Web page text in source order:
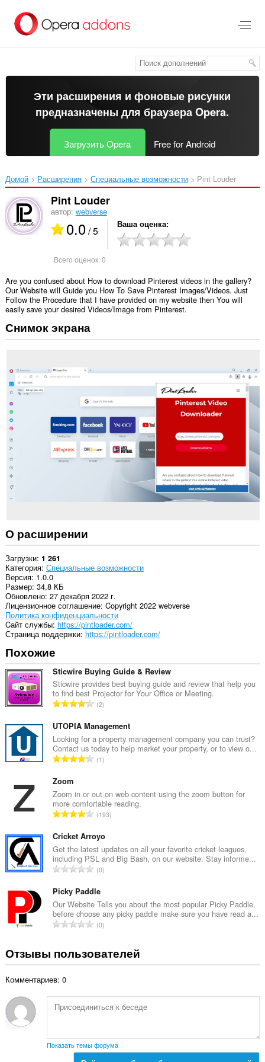
перейти
Эти расширения и фоновые рисунки
предназначены длябраузера Opera.
Загрузить Opera Free for Android
Домой Расширения Специальные возможности Pint Louder‎
Pint Louder
автор: webverse
0.0/ 5 Ваша оценка
Всего оценок:0
Are you confused about How to download Pinterest videos in the gallery?
Our Website will Guide you How To Save Pinterest Images/Videos. Just
Follow the Procedure that I have provided on my website then You will
easily save your desired Videos/Image from Pinterest.
Снимок экрана
О расширении
Загрузки 1 261
Категория Специальные возможности
Версия 1.0.0
Размер 34,8 КБ
Обновлено 27 декабря 2022 г.
Лицензионное соглашение Copyright 2022 webverse
Политика конфиденциальности
Cайт службы https://pintloader.com/
Страница поддержки https://pintloader.com/
Похожие
Sticwire Buying Guide & Review
Sticwire provides best buying guide and review that help you
to find best Projector for Your Office or Meeting.
В
е
г
о
о
н
о
к
:
2
UTOPIA Management
Looking for a property management company you can trust?
Contact us today to help market your property, or to view o...
В
г
о
о
е
н
о
к
:
1
Zoom
Zoom in or out on web content using the zoom button for
more comfortable reading.
В
е
г
о
о
е
н
о
к
193
Cricket Arroyo
Get the latest updates on all your favorite cricket leagues,
including PSL and Big Bash, on our website. Stay informe...
В
е
г
о
о
е
н
:
0
Picky Paddle
Our Website Tells you about the most popular Picky Paddle,
before choose any picky paddle make sure you have read a...
В
г
ц
е
к
:
0
Отзывы пользователей
Комментариев: 0
Показать темы форума